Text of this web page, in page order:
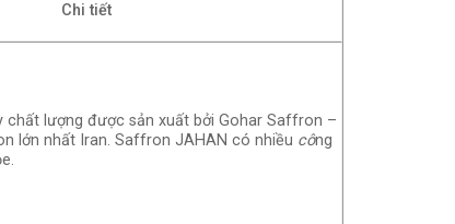
Chi tiết
chất lượng được sản xuất bởi Gohar Saffron –
lớn nhất Iran. Saffron JAHAN có nhiều công